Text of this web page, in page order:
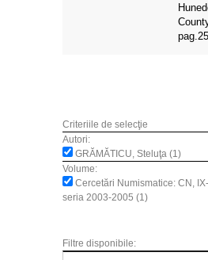
Criteriile de selecţie
Autori:
GRĂMĂTICU, Steluţa (1)
Volume:
Cercetări Numismatice: CN,
seria 2003-2005 (1)
Filtre disponibile: